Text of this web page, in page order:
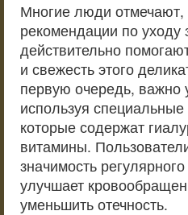
Многие люди отмечают,
рекомендации по уходу
действительно
и свежесть этого
первую очередь, важно
используя
которые содержат
витамины.
значимость
улучшает
уменьшить отечность.